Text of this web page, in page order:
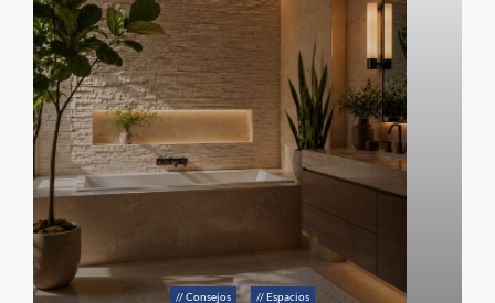
// Consejos // Espacios